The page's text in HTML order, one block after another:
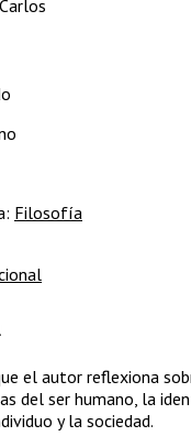
Filosofía
el autor reflexiona
del ser humano, la
y la sociedad.